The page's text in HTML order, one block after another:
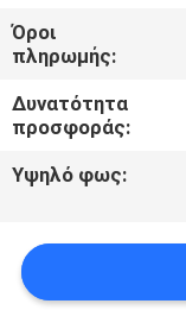
ΕΙΔΉΣΕΙΣ
ΖΗΤΉΣΤΕ
ΜΙΑ
SITEMAP
Όροι
πληρωμής:
Δυνατότητα
προσφοράς:
Υψηλό φως: